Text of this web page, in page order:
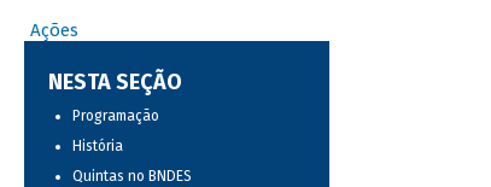
Ações
NESTA SEÇÃO
Programação
História
Quintas no BNDES